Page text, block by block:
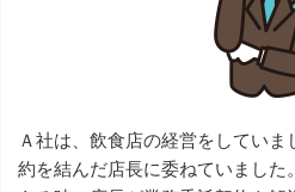
Ａ社は、飲食店の経営をしてい
約を結んだ店長に委ねていました。